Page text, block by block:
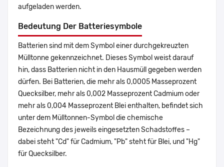
aufgeladen werden.
Bedeutung Der Batteriesymbole
Batterien sind mit dem Symbol einer durchgekreuzten
Mülltonne gekennzeichnet. Dieses Symbol weist darauf
hin, dass Batterien nicht in den Hausmüll gegeben werden
dürfen. Bei Batterien, die mehr als 0,0005 Masseprozent
Quecksilber, mehr als 0,002 Masseprozent Cadmium oder
mehr als 0,004 Masseprozent Blei enthalten, befindet sich
unter dem Mülltonnen-Symbol die chemische
Bezeichnung des jeweils eingesetzten Schadstoffes –
dabei steht "Cd" für Cadmium, "Pb" steht für Blei, und "Hg"
für Quecksilber.